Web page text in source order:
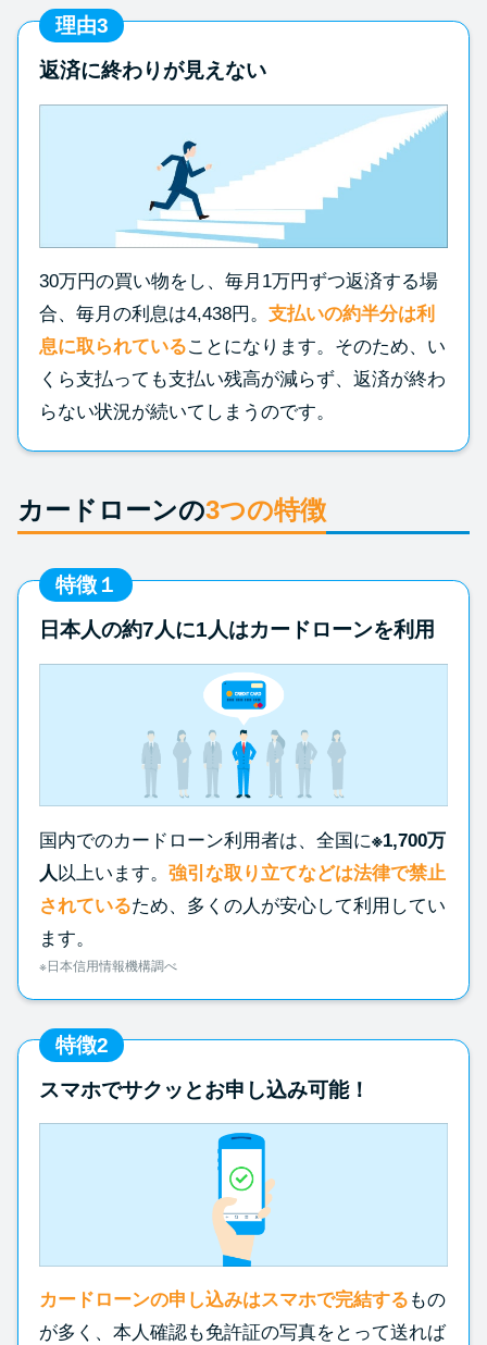
理由3
返済に終わりが見えない
30万円の買い物をし、毎月1万円ずつ返済する場
合、毎月の利息は4,438円。支払いの約半分は利
息に取られていることになります。そのため、い
くら支払っても支払い残高が減らず、返済が終わ
らない状況が続いてしまうのです。
カードローンの3つの特徴
特徴１
日本人の約7人に1人はカードローンを利用
国内でのカードローン利用者は、全国に※1,700万
人以上います。強引な取り立てなどは法律で禁止
されているため、多くの人が安心して利用してい
ます。
※日本信用情報機構調べ
特徴2
スマホでサクッとお申し込み可能！
カードローンの申し込みはスマホで完結する もの
が多く、本人確認も免許証の写真をとって送れば